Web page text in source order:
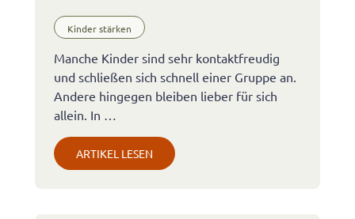
Kinder stärken
Manche Kinder sind sehr kontaktfreudig
und schließen sich schnell einer Gruppe an.
Andere hingegen bleiben lieber für sich
allein. In …
ARTIKEL LESEN